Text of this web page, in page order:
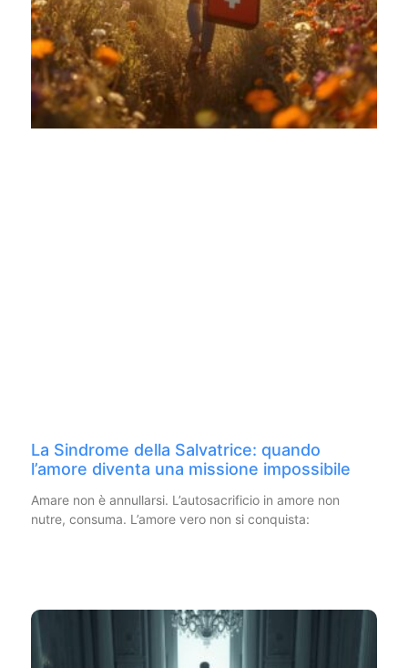
La Sindrome della Salvatrice: quando
l’amore diventa una missione impossibile
Amare non è annullarsi. L’autosacrificio in amore non
nutre, consuma. L’amore vero non si conquista: